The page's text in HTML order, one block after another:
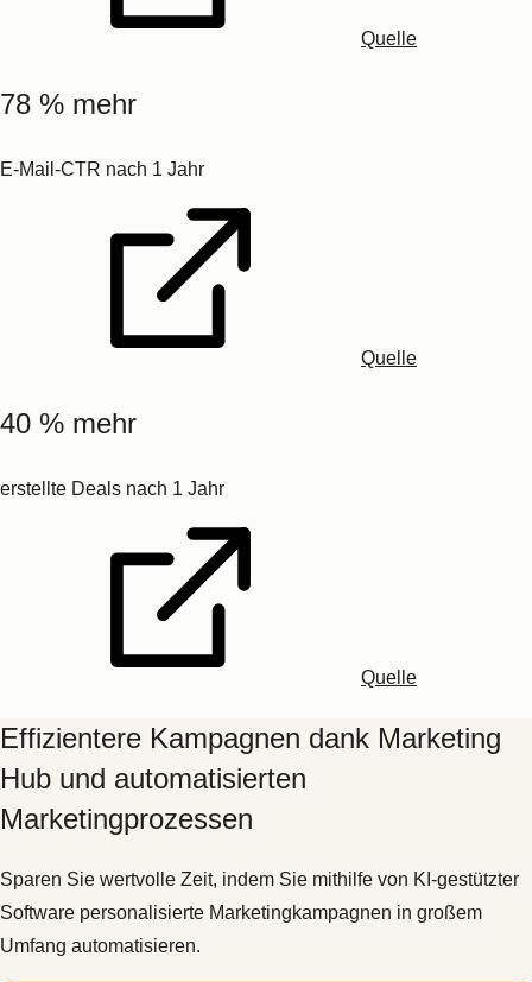
Quelle
78 % mehr
E-Mail-CTR nach 1 Jahr
Quelle
40 % mehr
erstellte Deals nach 1 Jahr
Quelle
Effizientere Kampagnen dank Marketing
Hub und automatisierten
Marketingprozessen
Sparen Sie wertvolle Zeit, indem Sie mithilfe von KI-gestützter
Software personalisierte Marketingkampagnen in großem
Umfang automatisieren.